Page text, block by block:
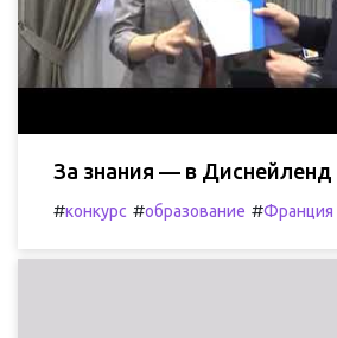
За знания — в Диснейленд
#конкурс #образование #Франция